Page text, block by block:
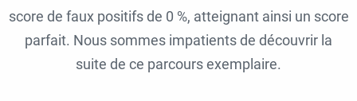
score de faux positifs de 0 %, atteignant ainsi un score
parfait. Nous sommes impatients de découvrir la
suite de ce parcours exemplaire.